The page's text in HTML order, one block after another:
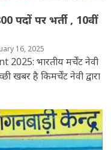
पदों पर भर्ती , 10वीं
16, 2025
भारतीय मर्चेंट नेवी
है किमर्चेंट नेवी द्वारा